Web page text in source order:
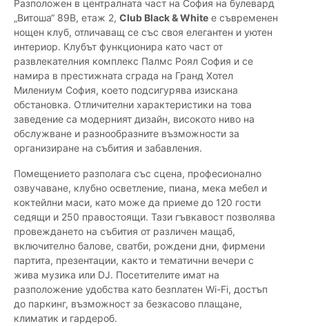
Разположен в централната част на София на булевард
„Витоша“ 89В, етаж 2, Club Black & White е съвременен
нощен клуб, отличаващ се със своя елегантен и уютен
интериор. Клубът функционира като част от
развлекателния комплекс Палмс Роял София и се
намира в престижната сграда на Гранд Хотел
Милениум София, което подсигурява изискана
обстановка. Отличителни характеристики на това
заведение са модерният дизайн, високото ниво на
обслужване и разнообразните възможности за
организиране на събития и забавления.
Помещението разполага със сцена, професионално
озвучаване, клубно осветление, пиана, мека мебел и
коктейлни маси, като може да приеме до 120 гости
седящи и 250 правостоящи. Тази гъвкавост позволява
провеждането на събития от различен мащаб,
включително балове, сватби, рождени дни, фирмени
партита, презентации, както и тематични вечери с
жива музика или DJ. Посетителите имат на
разположение удобства като безплатен Wi-Fi, достъп
до паркинг, възможност за безкасово плащане,
климатик и гардероб.